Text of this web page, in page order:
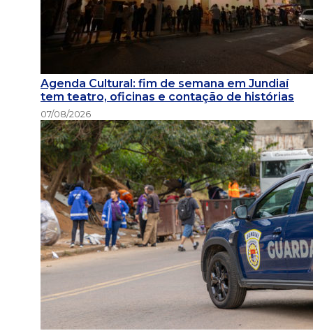
Agenda Cultural: fim de semana em Jundiaí
tem teatro, oficinas e contação de histórias
07/08/2026